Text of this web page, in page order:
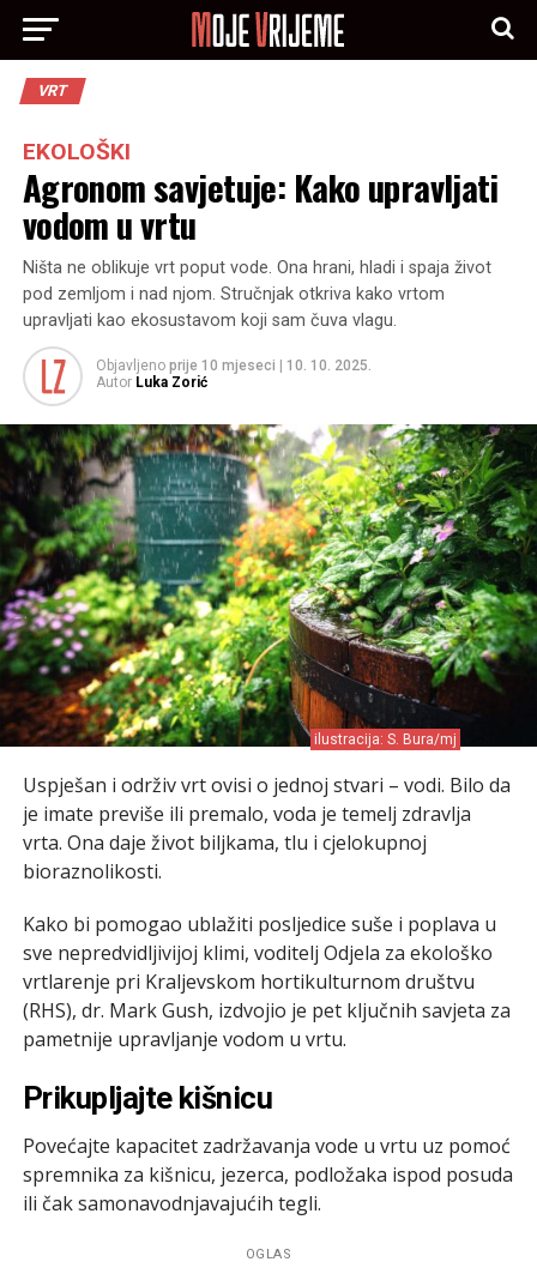
VRT
EKOLOŠKI
Agronom savjetuje: Kako upravljati
vodom u vrtu
Ništa ne oblikuje vrt poput vode. Ona hrani, hladi i spaja život
pod zemljom i nad njom. Stručnjak otkriva kako vrtom
upravljati kao ekosustavom koji sam čuva vlagu.
Objavljeno prije 10 mjeseci
10. 10. 2025.
Autor Luka Zorić
ilustracija: S. Bura/mj
Uspješan i održiv vrt ovisi o jednoj stvari – vodi. Bilo da
je imate previše ili premalo, voda je temelj zdravlja
vrta. Ona daje život biljkama, tlu i cjelokupnoj
bioraznolikosti.
Kako bi pomogao ublažiti posljedice suše i poplava u
sve nepredvidljivijoj klimi, voditelj Odjela za ekološko
vrtlarenje pri Kraljevskom hortikulturnom društvu
(RHS), dr. Mark Gush, izdvojio je pet ključnih savjeta za
pametnije upravljanje vodom u vrtu.
Prikupljajte kišnicu
Povećajte kapacitet zadržavanja vode u vrtu uz pomoć
spremnika za kišnicu, jezerca, podložaka ispod posuda
ili čak samonavodnjavajućih tegli.
OGLAS